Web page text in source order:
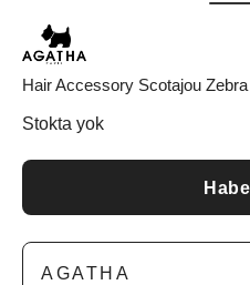
Hair Accessory Scotajou Zebra
Stokta yok
AGATHA